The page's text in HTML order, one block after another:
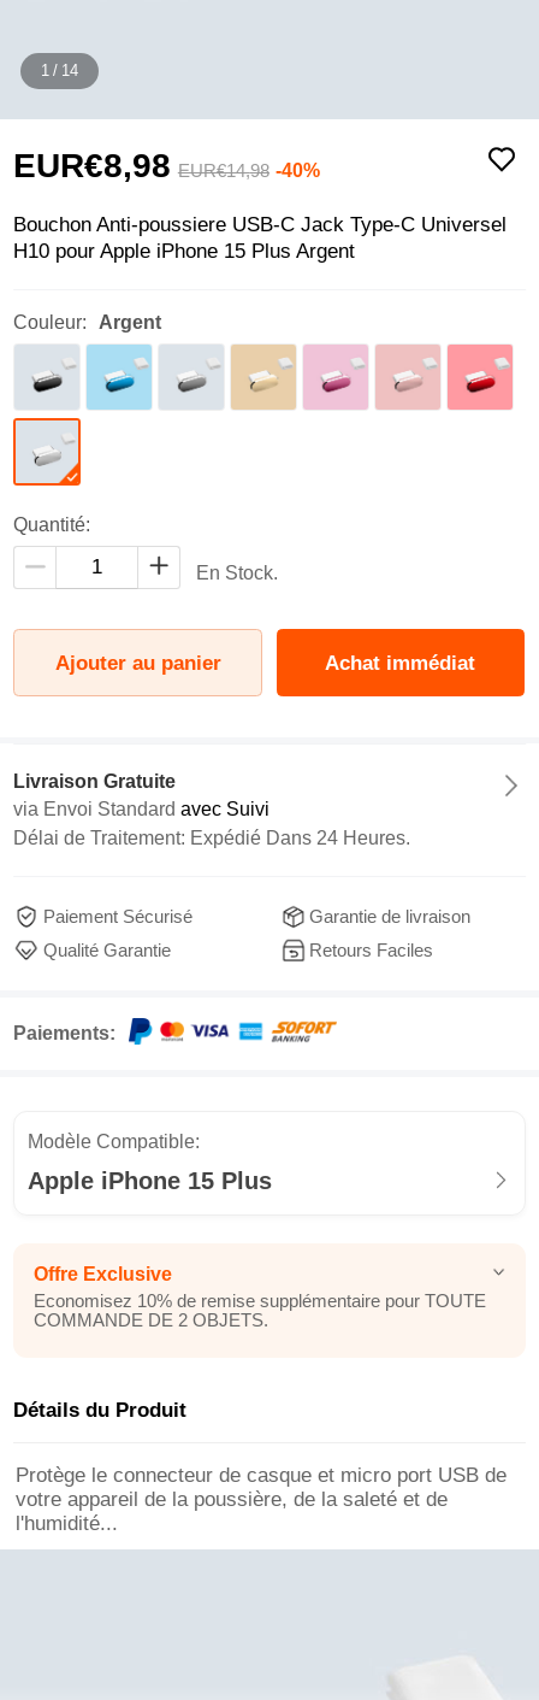
1 / 14
EUR€8,98 EUR€14,98 -40%
Bouchon Anti-poussiere USB-C Jack Type-C Universel
H10 pour Apple iPhone 15 Plus Argent
Couleur: Argent
Quantité:
En Stock.
Ajouter au panier Achat immédiat
Livraison Gratuite
via Envoi Standard avec Suivi
Délai de Traitement: Expédié Dans 24 Heures.
Paiement Sécurisé
Garantie de livraison
Qualité Garantie
Retours Faciles
Paiements:
Modèle Compatible:
Apple iPhone 15 Plus
Offre Exclusive
Economisez 10% de remise supplémentaire pour TOUTE
COMMANDE DE 2 OBJETS.
Détails du Produit
Protège le connecteur de casque et micro port USB de
votre appareil de la poussière, de la saleté et de
l'humidité...